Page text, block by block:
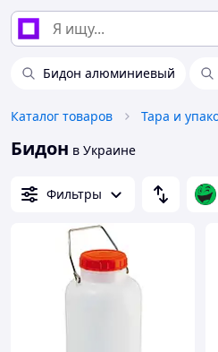
Бидон алюминиевый
Каталог товаров Тара и
Бидон в Украине
Фильтры